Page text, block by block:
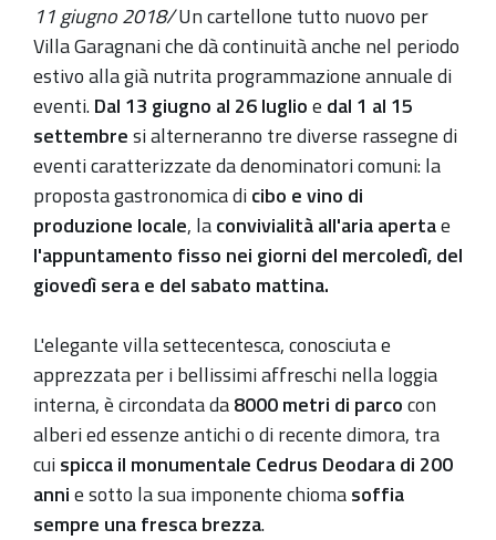
11 giugno 2018/Un cartellone tutto nuovo per
Villa Garagnani che dà continuità anche nel periodo
estivo alla già nutrita programmazione annuale di
eventi.Dal 13 giugno al 26 luglioe dal 1 al 15
settembresi alterneranno tre diverse rassegne di
eventi caratterizzate da denominatori comuni: la
proposta gastronomica dicibo e vino di
produzione locale, laconvivialità all'aria apertae
l'appuntamento fisso nei giorni del mercoledì, del
giovedì sera e del sabato mattina.
L'elegante villa settecentesca, conosciuta e
apprezzata per i bellissimi affreschi nella loggia
interna, è circondata da8000 metri di parcocon
alberi ed essenze antichi o di recente dimora, tra
cuispicca il monumentale Cedrus Deodara di 200
annie sotto la sua imponente chiomasoffia
sempre una fresca brezza.